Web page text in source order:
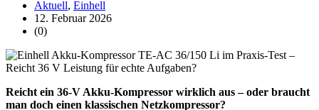
Aktuell, Einhell
12. Februar 2026
(0)
Reicht ein 36-V Akku-Kompressor wirklich aus – oder braucht
man doch einen klassischen Netzkompressor?